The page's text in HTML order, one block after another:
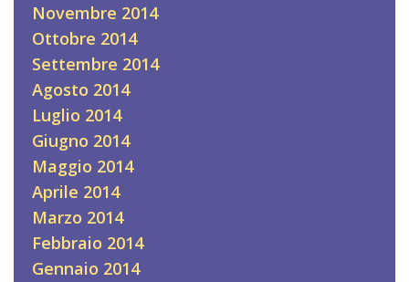
Novembre 2014
Ottobre 2014
Settembre 2014
Agosto 2014
Luglio 2014
Giugno 2014
Maggio 2014
Aprile 2014
Marzo 2014
Febbraio 2014
Gennaio 2014